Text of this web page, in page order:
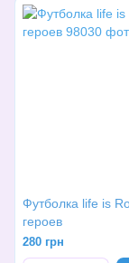
Футболка life is
героев
280 грн